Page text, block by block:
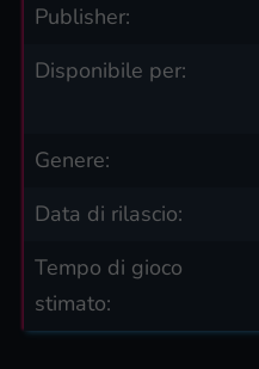
Publisher:
Disponibile per:
Genere:
Data di rilascio:
Tempo di gioco
stimato: